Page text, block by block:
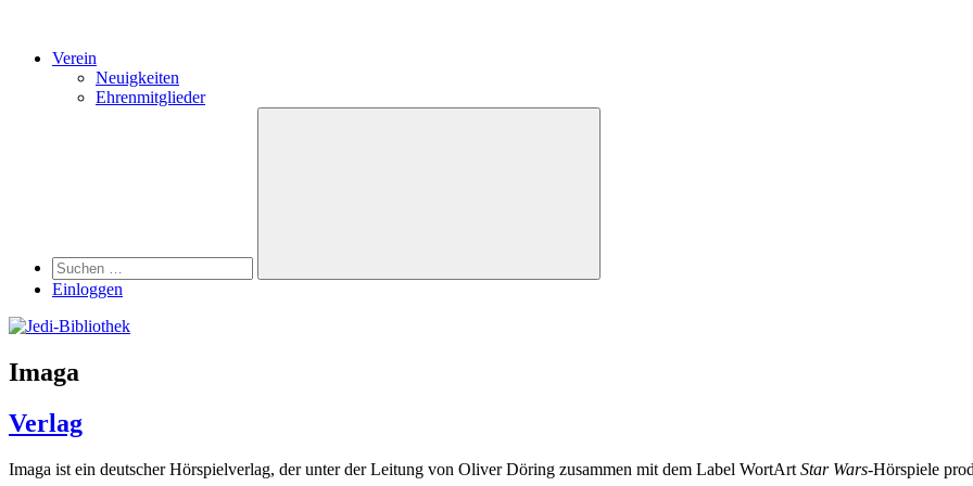
Verein
Neuigkeiten
Ehrenmitglieder
Suchen
Einloggen
Imaga
Verlag
Imaga ist ein deutscher Hörspielverlag, der unter der Leitung von Oliver Döring zusammen mit dem Label WortArt Star Wars-Hörspiele